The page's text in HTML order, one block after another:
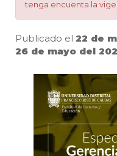
2026-
tenga encuenta la
Publicado el 22 de
26 de mayo del